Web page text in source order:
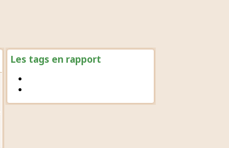
Les tags en rapport